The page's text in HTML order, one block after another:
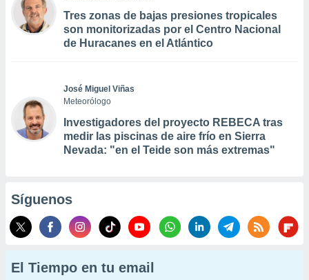
Tres zonas de bajas presiones tropicales
son monitorizadas por el Centro Nacional
de Huracanes en el Atlántico
José Miguel Viñas
Meteorólogo
Investigadores del proyecto REBECA tras
medir las piscinas de aire frío en Sierra
Nevada: "en el Teide son más extremas"
Síguenos
El Tiempo en tu email